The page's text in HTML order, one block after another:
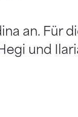
an. Für
und